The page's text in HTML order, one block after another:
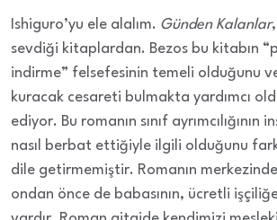
Ishiguro’yu ele alalım. Günden Kalanlar
sevdiği kitaplardan. Bezos bu kitabın
indirme” felsefesinin temeli olduğunu
kuracak cesareti bulmakta yardımcı
ediyor. Bu romanın sınıf ayrımcılığının
nasıl berbat ettiğiyle ilgili olduğunu
dile getirmemiştir. Romanın
ondan önce de babasının, ücretli